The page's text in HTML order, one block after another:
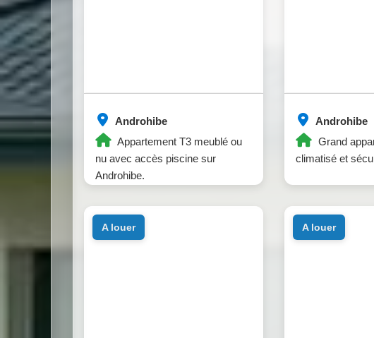
Androhibe
Appartement T3 meublé ou
nu avec accès piscine sur
Androhibe.
Androhibe
Grand
climatisé et
a louer a louer